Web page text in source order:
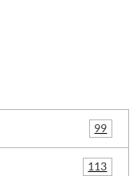
99
113